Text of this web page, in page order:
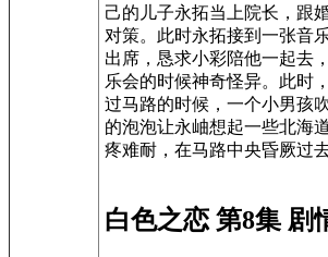
己的儿子永拓当上院长，跟
对策。此时永拓接到一张音
出席，恳求小彩陪他一起去
乐会的时候神奇怪异。此时
过马路的时候，一个小男孩
的泡泡让永岫想起一些北海
疼难耐，在马路中央昏厥过去
白色之恋 第8集 剧